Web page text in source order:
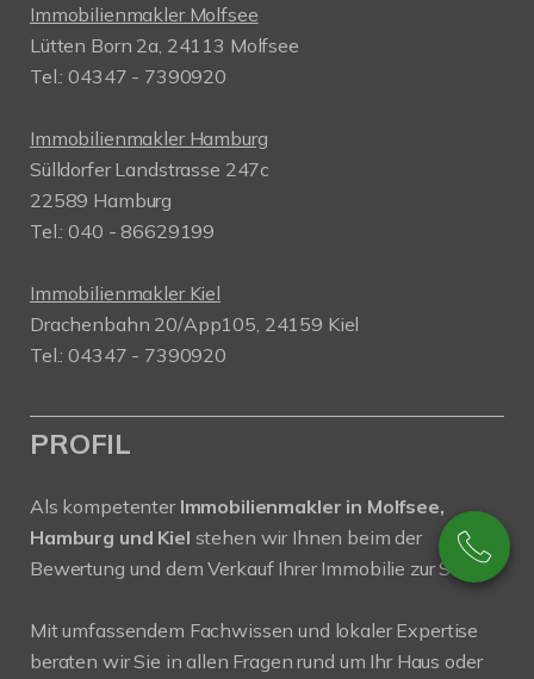
Immobilienmakler Molfsee
Lütten Born 2a, 24113 Molfsee
Tel.: 04347 - 7390920
Immobilienmakler Hamburg
Sülldorfer Landstrasse 247c
22589 Hamburg
Tel.: 040 - 86629199
Immobilienmakler Kiel
Drachenbahn 20/App105, 24159 Kiel
Tel.: 04347 - 7390920
PROFIL
Als kompetenter Immobilienmakler in Molfsee,
Hamburg und Kiel stehen wir Ihnen beim der
Bewertung und dem Verkauf Ihrer Immobilie zur Seite.
Mit umfassendem Fachwissen und lokaler Expertise
beraten wir Sie in allen Fragen rund um Ihr Haus oder